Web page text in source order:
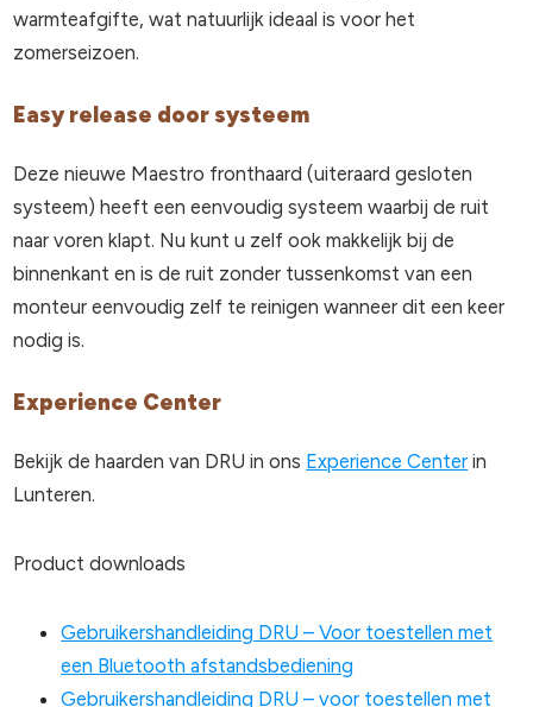
warmteafgifte, wat natuurlijk ideaal is voor het
zomerseizoen.
Easy release door systeem
Deze nieuwe Maestro fronthaard (uiteraard gesloten
systeem) heeft een eenvoudig systeem waarbij de ruit
naar voren klapt. Nu kunt u zelf ook makkelijk bij de
binnenkant en is de ruit zonder tussenkomst van een
monteur eenvoudig zelf te reinigen wanneer dit een keer
nodig is.
Experience Center
Bekijk de haarden van DRU in ons Experience Center in
Lunteren.
Product downloads
Gebruikershandleiding DRU – Voor toestellen met
een Bluetooth afstandsbediening
Gebruikershandleiding DRU – voor toestellen met